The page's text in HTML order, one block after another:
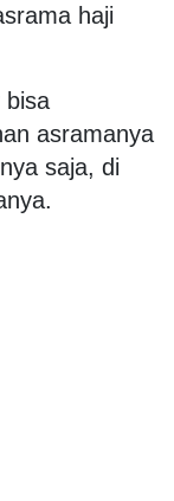
haji
bisa
asramanya
saja, di